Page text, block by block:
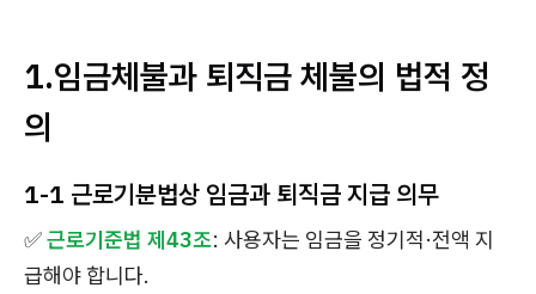
1.임금체불과 퇴직금 체불의 법적 정
의
1-1 근로기분법상 임금과 퇴직금 지급 의무
✅근로기준법 제43조: 사용자는 임금을 정기적·전액 지
급해야 합니다.